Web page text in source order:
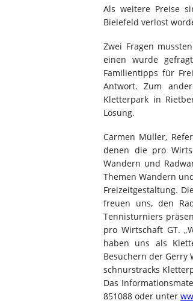
Als weitere Preise
Bielefeld verlost
Zwei Fragen
einen wurde
Familientipps für
Antwort. Zum
Kletterpark in
Lösung.
Carmen Müller,
denen die pro
Wandern und
Themen Wandern
Freizeitgestaltung.
freuen uns, den
Tennisturniers
pro Wirtschaft GT.
haben uns als
Besuchern der Gerry
schnurstracks
Das
851088 oder unter